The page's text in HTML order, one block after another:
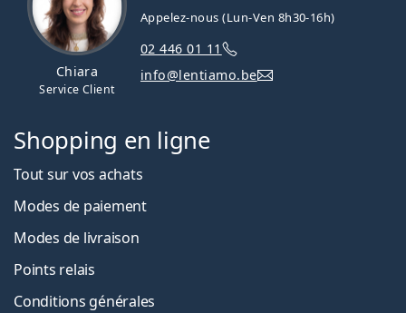
Chiara
Service Client
Appelez-nous (Lun-Ven 8h30-16h)
02 446 01 11
info@lentiamo.be
Shopping en ligne
Tout sur vos achats
Modes de paiement
Modes de livraison
Points relais
Conditions générales